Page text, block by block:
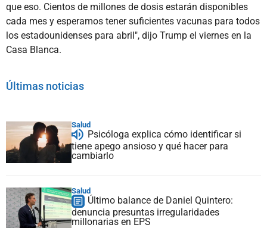
que eso. Cientos de millones de dosis estarán disponibles
cada mes y esperamos tener suficientes vacunas para todos
los estadounidenses para abril", dijo Trump el viernes en la
Casa Blanca.
Últimas noticias
Salud
Psicóloga explica cómo identificar si
tiene apego ansioso y qué hacer para
cambiarlo
Salud
Último balance de Daniel Quintero:
denuncia presuntas irregularidades
millonarias en EPS